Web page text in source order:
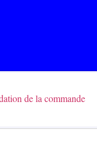
de la commande